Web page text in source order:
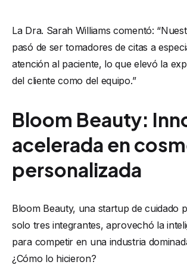
La Dra. Sarah Williams comentó:
pasó de ser tomadores de citas a
atención al paciente, lo que elevó la
del cliente como del equipo.”
Bloom Beauty:
acelerada en
personalizada
Bloom Beauty, una startup de cuidado
solo tres integrantes, aprovechó la
para competir en una industria
¿Cómo lo hicieron?